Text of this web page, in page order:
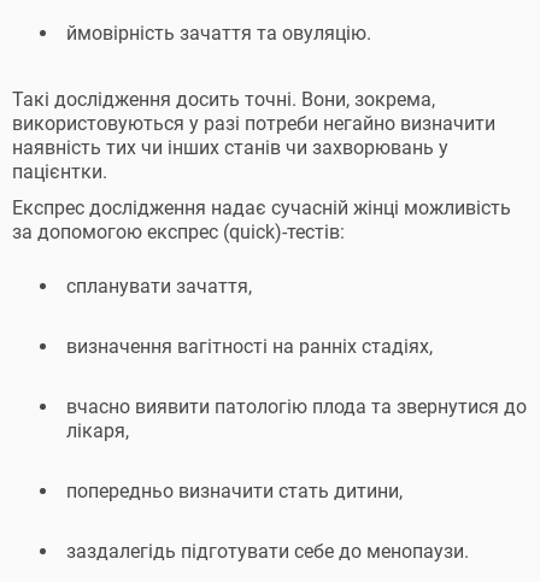
ймовірність зачаття та овуляцію.
Такі дослідження досить точні. Вони, зокрема,
використовуються у разі потреби негайно визначити
наявність тих чи інших станів чи захворювань у
пацієнтки.
Експрес дослідження надає сучасній жінці можливість
за допомогою експрес (quick)-тестів:
спланувати зачаття,
визначення вагітності на ранніх стадіях,
вчасно виявити патологію плода та звернутися до
лікаря,
попередньо визначити стать дитини,
заздалегідь підготувати себе до менопаузи.